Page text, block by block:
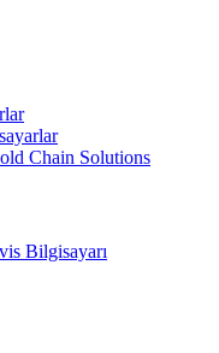
Chain Solutions
Bilgisayarı